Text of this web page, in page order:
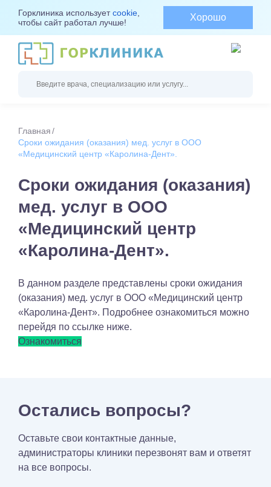
Горклиника используетcookie
чтобы сайт работал лучше!
Хорошо
Главная
Сроки ожидания (оказания) мед. услуг в ООО
«Медицинский центр «Каролина-Дент».
Сроки ожидания (оказания)
мед. услуг в ООО
«Медицинский центр
«Каролина-Дент».
В данном разделе представлены сроки ожидания
(оказания) мед. услуг в ООО «Медицинский центр
«Каролина-Дент». Подробнее ознакомиться можно
перейдя по ссылке ниже.
Ознакомиться
Остались вопросы?
Оставьте свои контактные данные,
администраторы клиники перезвонят вам и ответят
на все вопросы.